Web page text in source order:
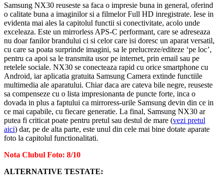
Samsung NX30 reuseste sa faca o impresie buna in general, oferind
o calitate buna a imaginilor si a filmelor Full HD inregistrate. Iese in
evidenta mai ales la capitolul functii si conectivitate, acolo unde
exceleaza. Este un mirrorless APS-C performant, care se adreseaza
nu doar fanilor brandului ci si celor care isi doresc un aparat versatil,
cu care sa poata surprinde imagini, sa le prelucreze/editeze ‘pe loc’,
pentru ca apoi sa le transmita usor pe internet, prin email sau pe
retelele sociale. NX30 se conecteaza rapid cu orice smartphone cu
Android, iar aplicatia gratuita Samsung Camera extinde functiile
multimedia ale aparatului. Chiar daca are cateva bile negre, reuseste
sa compenseze cu o lista impresionanta de puncte forte, inca o
dovada in plus a faptului ca mirroress-urile Samsung devin din ce in
ce mai capabile, cu fiecare generatie. La final, Samsung NX30 ar
putea fi criticat poate pentru pretul sau destul de mare (vezi pretul
aici) dar, pe de alta parte, este unul din cele mai bine dotate aparate
foto la capitolul functionalitati.
Nota Clubul Foto: 8/10
ALTERNATIVE TESTATE: